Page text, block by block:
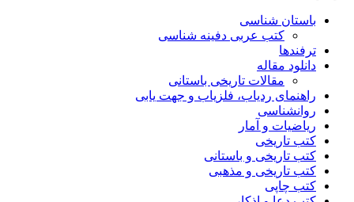
باستان شناسی
کتب عربی دفینه شناسی
ترفندها
دانلود مقاله
مقالات تاریخی باستانی
راهنمای ردیاب، فلزیاب و جهت یابی
روانشناسی
ریاضیات و آمار
کتب تاریخی
کتب تاریخی و باستانی
کتب تاریخی و مذهبی
کتب چاپی